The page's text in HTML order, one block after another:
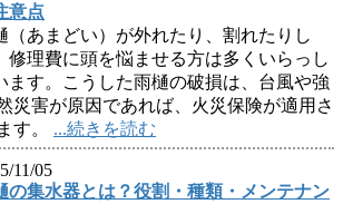
意点
（あまどい）が外れたり、割れたりし
修理費に頭を悩ませる方は多くいらっし
ます。こうした雨樋の破損は、台風や強
災害が原因であれば、火災保険が適用さ
す。 ...続きを読む
11/05
の集水器とは？役割・種類・メンテナン